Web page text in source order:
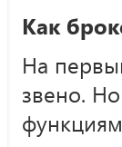
Как
На
звено.